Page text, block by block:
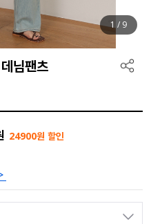
1 / 9
님팬츠
24900원 할인